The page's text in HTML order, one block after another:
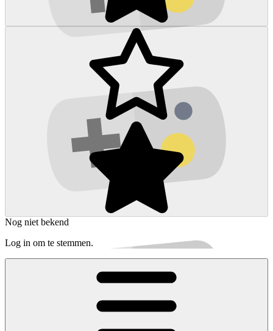
Nog niet bekend
Log in om te stemmen.